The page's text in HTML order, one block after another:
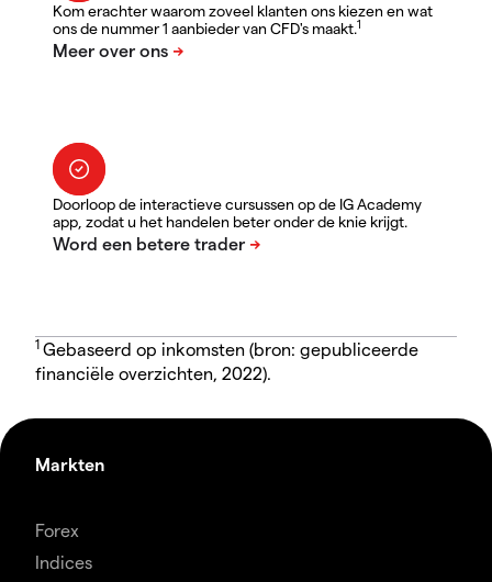
Kom erachter waarom zoveel klanten ons kiezen en wat
ons de nummer 1 aanbieder van CFD's maakt.1
Doorloop de interactieve cursussen op de IG Academy
app, zodat u het handelen beter onder de knie krijgt.
1 Gebaseerd op inkomsten (bron: gepubliceerde
financiële overzichten, 2022).
Markten
Forex
Indices